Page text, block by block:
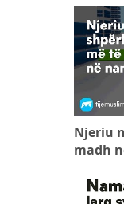
Njeriu
madh